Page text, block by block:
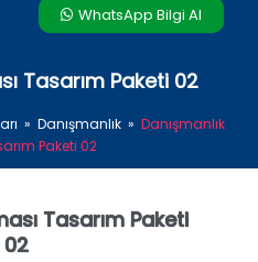
WhatsApp Bilgi Al
Tasarım Paketi 02
» Danışmanlık » Danışmanlık
Paketi 02
Tasarım Paketi
02